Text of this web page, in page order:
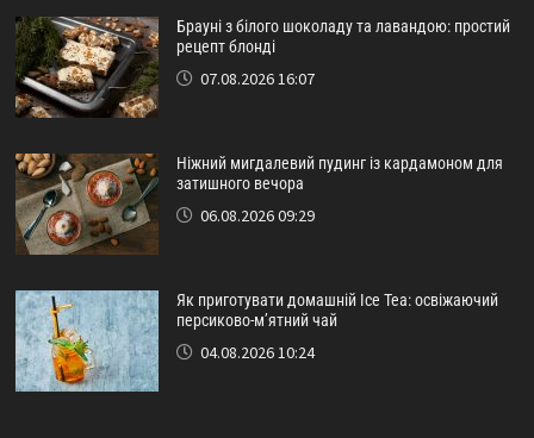
Брауні з білого шоколаду та лавандою: простий
рецепт блонді
07.08.2026 16:07
Ніжний мигдалевий пудинг із кардамоном для
затишного вечора
06.08.2026 09:29
Як приготувати домашній Ice Tea: освіжаючий
персиково-м’ятний чай
04.08.2026 10:24